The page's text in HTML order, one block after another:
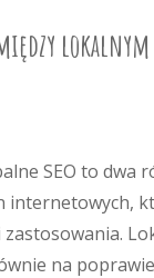
SEO to dwa
internetowych,
na